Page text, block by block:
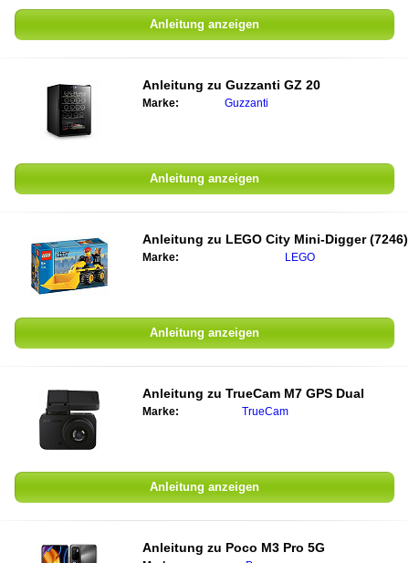
Anleitung anzeigen
Anleitung zu Guzzanti GZ 20
Marke: Guzzanti
Anleitung anzeigen
Anleitung zu LEGO City Mini-Digger (7246)
Marke: LEGO
Anleitung anzeigen
Anleitung zu TrueCam M7 GPS Dual
Marke: TrueCam
Anleitung anzeigen
Anleitung zu Poco M3 Pro 5G